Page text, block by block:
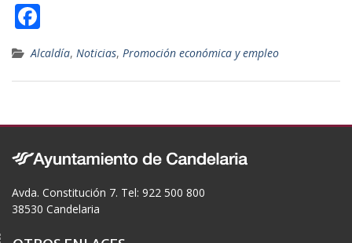
ac
e
b
o
k
Alcaldía, Noticias, Promoción económica y empleo
Avda. Constitución 7. Tel: 922 500 800
38530 Candelaria